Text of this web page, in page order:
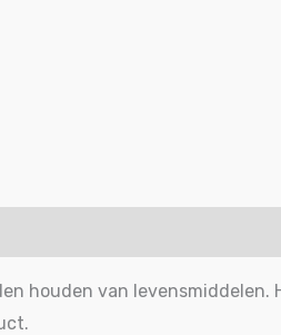
houden van levensmiddelen.